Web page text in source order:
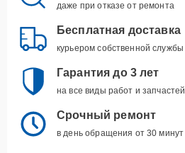
даже при отказе от ремонта
Бесплатная доставка
курьером собственной службы
Гарантия до 3 лет
на все виды работ и запчастей
Срочный ремонт
в день обращения от 30 минут